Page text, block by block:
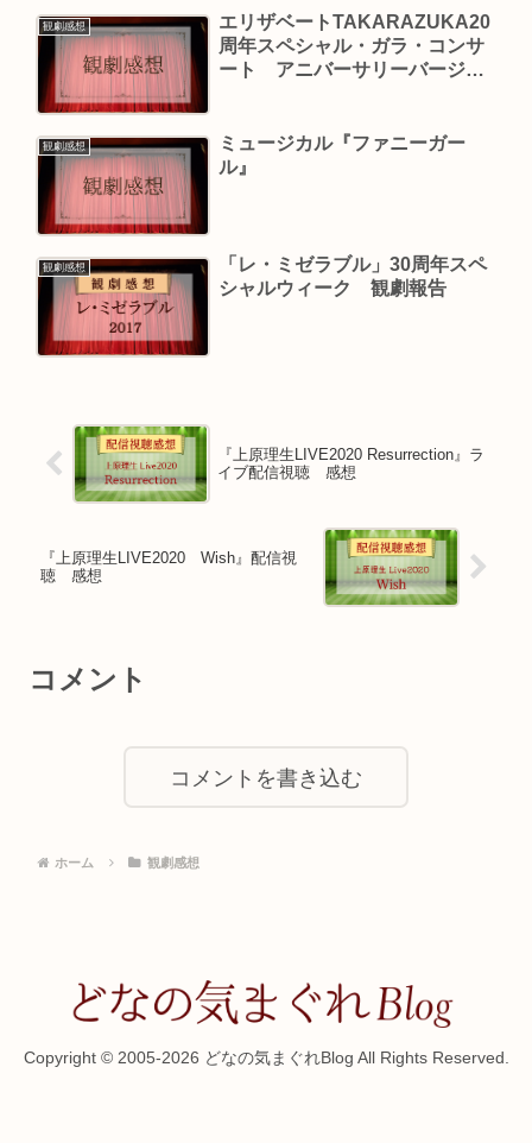
観劇感想
エリザベートTAKARAZUKA20
周年スペシャル・ガラ・コンサ
ート アニバーサリーバージョ
観劇感想
ミュージカル『ファニーガー
ル』
観劇感想
「レ・ミゼラブル」30周年スペ
シャルウィーク 観劇報告
『上原理生LIVE2020 Resurrection』ラ
イブ配信視聴 感想
『上原理生LIVE2020 Wish』配信視
聴 感想
コメント
コメントを書き込む
ホーム 観劇感想
Copyright © 2005-2026 どなの気まぐれBlog All Rights Reserved.